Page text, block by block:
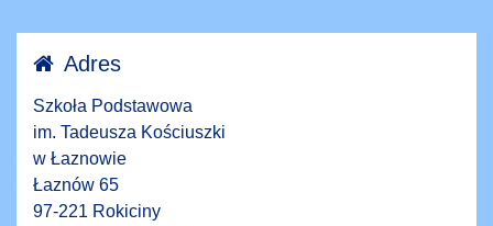
Adres
Szkoła Podstawowa
im. Tadeusza Kościuszki
w Łaznowie
Łaznów 65
97-221 Rokiciny